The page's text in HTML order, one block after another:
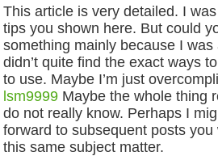
This article is very detailed. I
tips you shown here. But could
something mainly because I was
didn’t quite find the exact ways
to use. Maybe I’m just
lsm9999 Maybe the whole thing
do not really know. Perhaps I
forward to subsequent posts
this same subject matter.